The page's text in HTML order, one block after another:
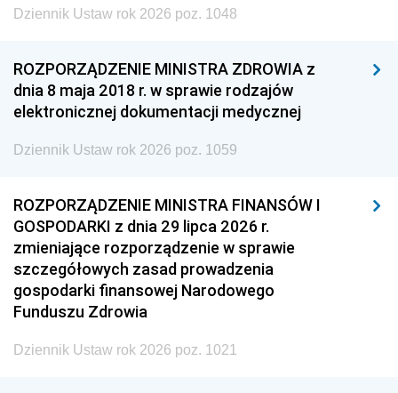
Dziennik Ustaw rok 2026 poz. 1048
ROZPORZĄDZENIE MINISTRA ZDROWIA z
dnia 8 maja 2018 r. w sprawie rodzajów
elektronicznej dokumentacji medycznej
Dziennik Ustaw rok 2026 poz. 1059
ROZPORZĄDZENIE MINISTRA FINANSÓW I
GOSPODARKI z dnia 29 lipca 2026 r.
zmieniające rozporządzenie w sprawie
szczegółowych zasad prowadzenia
gospodarki finansowej Narodowego
Funduszu Zdrowia
Dziennik Ustaw rok 2026 poz. 1021